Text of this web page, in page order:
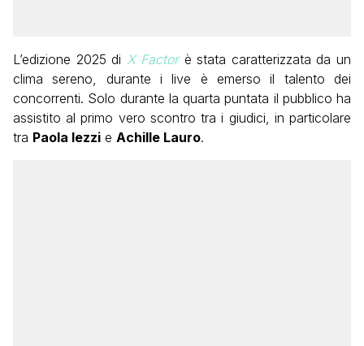
L’edizione 2025 di X Factor è stata caratterizzata da un
clima sereno, durante i live è emerso il talento dei
concorrenti. Solo durante la quarta puntata il pubblico ha
assistito al primo vero scontro tra i giudici, in particolare
tra Paola Iezzi e Achille Lauro.